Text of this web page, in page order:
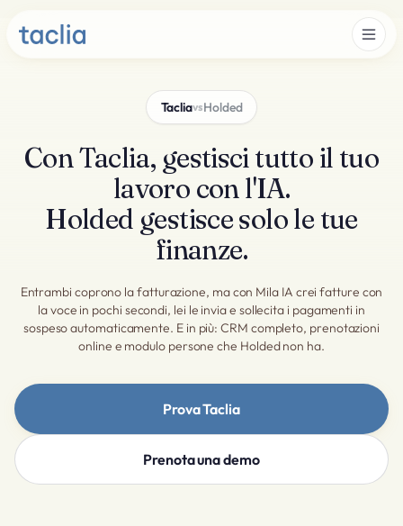
TacliavsHolded
Con Taclia, gestisci tutto il tuo
lavoro con l'IA.
Holded gestisce solo le tue
finanze.
Entrambi coprono la fatturazione, ma con Mila IA crei fatture con
la voce in pochi secondi, lei le invia e sollecita i pagamenti in
sospeso automaticamente. E in più: CRM completo, prenotazioni
online e modulo persone che Holded non ha.
Prova Taclia
Prenota una demo